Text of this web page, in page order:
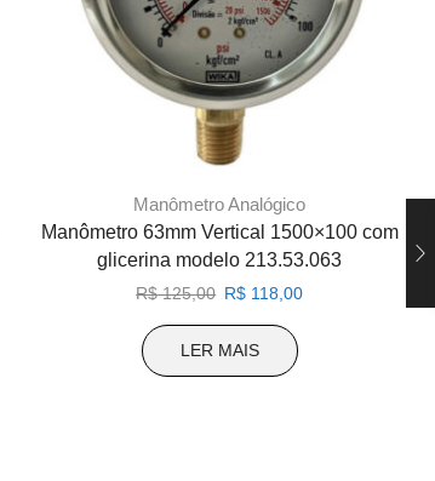
Manômetro Analógico
Manômetro 63mm Vertical 1500×100 com
glicerina modelo 213.53.063
R$125,00 O
original
R$ 118,00O
LER MAIS